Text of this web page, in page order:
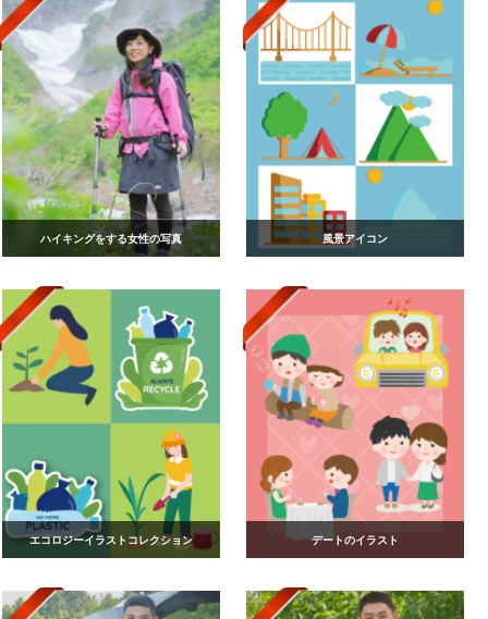
ハイキングをする女性の写真 風景アイコン
エコロジーイラストコレクション デートのイラスト